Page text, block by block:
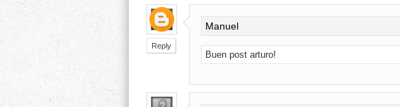
Reply
Manuel
Buen post arturo!